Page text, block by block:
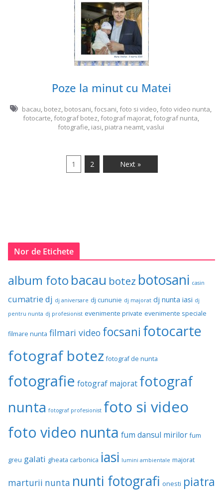
Poze la minut cu Matei
bacau, botez, botosani,focsani,foto si video,foto video nunta,
fotocarte,fotograf botez,fotograf majorat,fotograf nunta,
fotografie, iasi, piatra neamt,vaslui
1 2 Next »
Nor de Etichete
album foto bacau botez botosani casin
cumatrie dj dj aniversare dj cununie dj majorat dj nunta iasi dj
pentru nunta dj profesionist evenimente private evenimente speciale
filmare nunta filmari video focsani fotocarte
fotograf botez fotograf de nunta
fotografie fotograf majorat fotograf
nunta fotograf profesionist foto si video
foto video nunta fum dansul mirilor fum
greu galati gheata carbonica iasi lumini ambientale majorat
marturii nunta nunti fotografi onesti piatra